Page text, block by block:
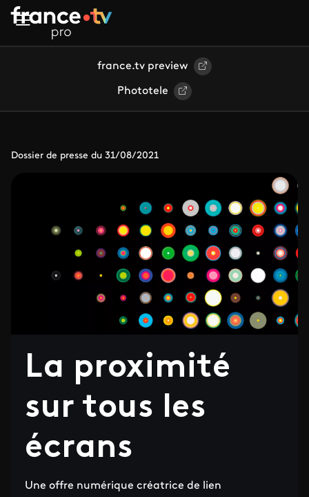
Aller au contenu principal
france.tv preview
Phototele
Dossier de presse du 31/08/2021
La proximité
sur tous les
écrans
Une offre numérique créatrice de lien